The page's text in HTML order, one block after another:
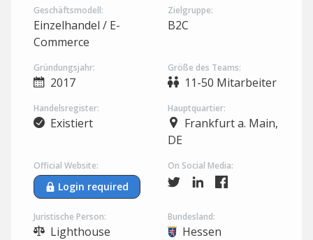
Geschäftsmodell:
Einzelhandel / E-
Commerce
Zielgruppe:
B2C
Gründungsjahr:
2017
Größe des Teams:
11-50 Mitarbeiter
Handelsregister:
Existiert
Hauptquartier:
Frankfurt a. Main,
DE
Official Website:
Login required
On Social Media:
Juristische Person:
Lighthouse
Bundesland:
Hessen